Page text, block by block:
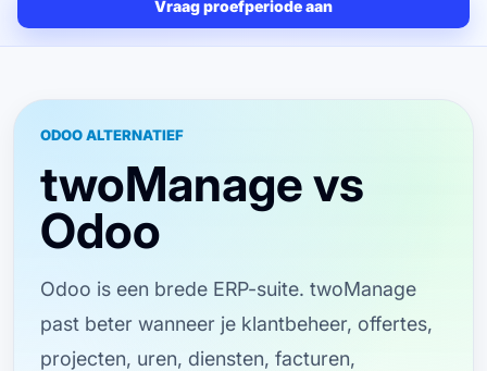
Vraag proefperiode aan
ODOO ALTERNATIEF
twoManage vs
Odoo
Odoo is een brede ERP-suite. twoManage
past beter wanneer je klantbeheer, offertes,
projecten, uren, diensten, facturen,